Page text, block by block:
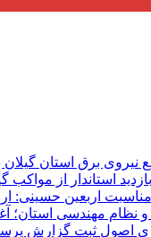
نیروی برق استان
استاندار از مواکب
مناسبت اربعین حسینی:
و نظام مهندسی استان؛
اصول ثبت گزارش